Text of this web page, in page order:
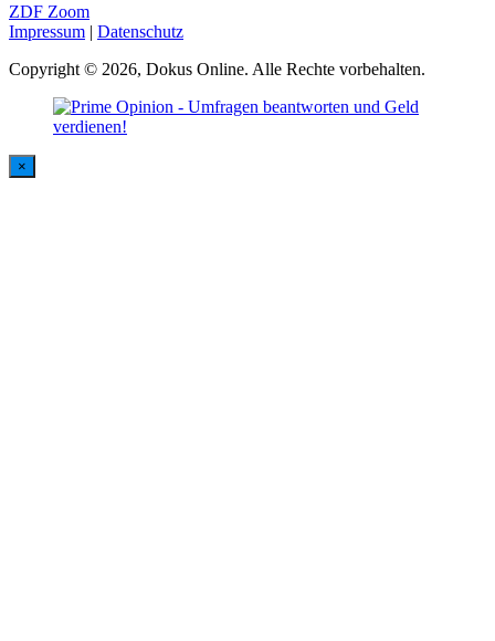
ZDF Zoom
Impressum | Datenschutz
Copyright © 2026, Dokus Online. Alle Rechte vorbehalten.
×